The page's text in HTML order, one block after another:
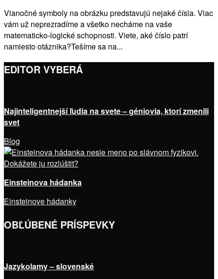
Vianočné symboly na obrázku predstavujú nejaké čísla. Viac
vám už neprezradíme a všetko necháme na vaše
matematicko-logické schopnosti. Viete, aké číslo patrí
namiesto otáznika?Tešíme sa na...
EDITOR VYBERÁ
Najinteligentnejší ľudia na svete – géniovia, ktorí zmenili
svet
Blog
Einsteinova hádanka
Einsteinove hádanky
OBĽÚBENÉ PRÍSPEVKY
Jazykolamy – slovenské